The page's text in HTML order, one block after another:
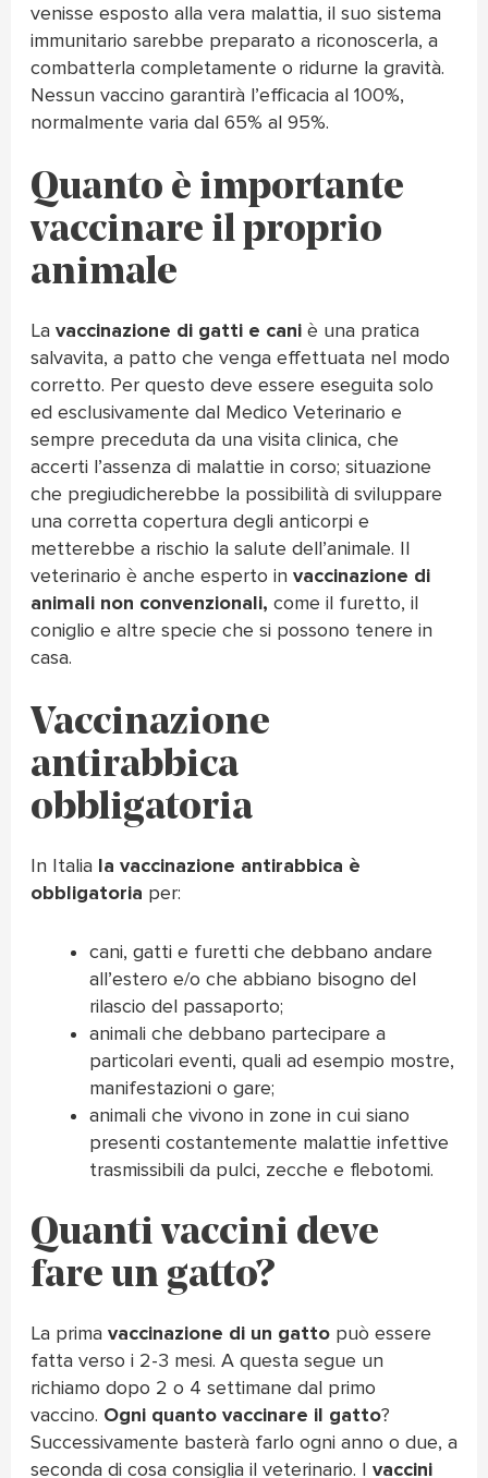
venisse esposto alla vera malattia, il suo sistema
immunitario sarebbe preparato a riconoscerla, a
combatterla completamente o ridurne la gravità.
Nessun vaccino garantirà l’efficacia al 100%,
normalmente varia dal 65% al 95%.
Quanto è importante
vaccinare il proprio
animale
La vaccinazione di gatti e cani è una pratica
salvavita, a patto che venga effettuata nel modo
corretto. Per questo deve essere eseguita solo
ed esclusivamente dal Medico Veterinario e
sempre preceduta da una visita clinica, che
accerti l’assenza di malattie in corso; situazione
che pregiudicherebbe la possibilità di sviluppare
una corretta copertura degli anticorpi e
metterebbe a rischio la salute dell’animale. Il
veterinario è anche esperto in vaccinazione di
animali non convenzionali, come il furetto, il
coniglio e altre specie che si possono tenere in
casa.
Vaccinazione
antirabbica
obbligatoria
In Italia la vaccinazione antirabbica è
obbligatoria per:
cani, gatti e furetti che debbano andare
all’estero e/o che abbiano bisogno del
rilascio del passaporto;
animali che debbano partecipare a
particolari eventi, quali ad esempio mostre,
manifestazioni o gare;
animali che vivono in zone in cui siano
presenti costantemente malattie infettive
trasmissibili da pulci, zecche e flebotomi.
Quanti vaccini deve
fare un gatto?
La prima vaccinazione di un gattopuò essere
fatta verso i 2-3 mesi. A questa segue un
richiamo dopo 2 o 4 settimane dal primo
vaccino. Ogni quanto vaccinare il gatto?
Successivamente basterà farlo ogni anno o due, a
seconda di cosa consiglia il veterinario. I vaccini